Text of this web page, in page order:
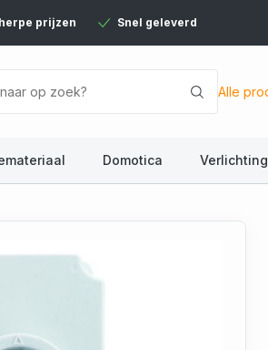
prijzen Snel geleverd
Alle
Domotica Verlichting